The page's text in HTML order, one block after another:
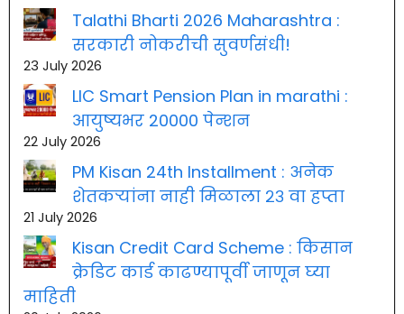
Talathi Bharti 2026 Maharashtra :
सरकारी नोकरीची सुवर्णसंधी!
23 July 2026
LIC Smart Pension Plan in marathi :
आयुष्यभर 20000 पेन्शन
22 July 2026
PM Kisan 24th Installment : अनेक
शेतकऱ्यांना नाही मिळाला २३ वा हप्ता
21 July 2026
Kisan Credit Card Scheme : किसान
क्रेडिट कार्ड काढण्यापूर्वी जाणून घ्या
माहिती